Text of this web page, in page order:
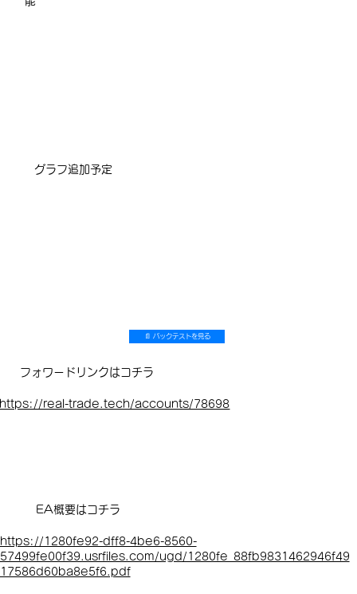
フォワードリンクはコチラ
https://real-trade.tech/accounts/78698
EA概要はコチラ
https://1280fe92-dff8-4be6-8560-
57499fe00f39.usrfiles.com/ugd/1280fe_88fb9831462946f49
17586d60ba8e5f6.pdf
📄 バックテストを見る
​グラフ追加予定